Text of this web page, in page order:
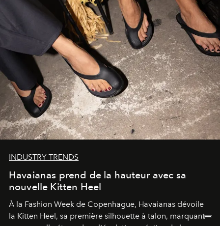
INDUSTRY TRENDS
Havaianas prend de la hauteur avec sa
nouvelle Kitten Heel
À la Fashion Week de Copenhague, Havaianas dévoile
la Kitten Heel, sa première silhouette à talon, marquant